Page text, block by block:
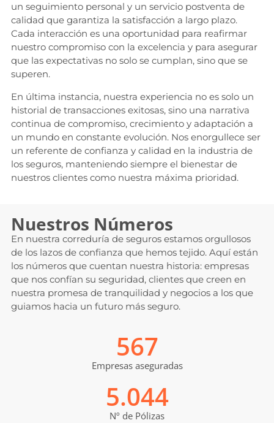
un seguimiento personal y un servicio postventa de
calidad que garantiza la satisfacción a largo plazo.
Cada interacción es una oportunidad para reafirmar
nuestro compromiso con la excelencia y para asegurar
que las expectativas no solo se cumplan, sino que se
superen.
En última instancia, nuestra experiencia no es solo un
historial de transacciones exitosas, sino una narrativa
continua de compromiso, crecimiento y adaptación a
un mundo en constante evolución. Nos enorgullece ser
un referente de confianza y calidad en la industria de
los seguros, manteniendo siempre el bienestar de
nuestros clientes como nuestra máxima prioridad.
Nuestros Números
En nuestra correduría de seguros estamos orgullosos
de los lazos de confianza que hemos tejido. Aquí están
los números que cuentan nuestra historia: empresas
que nos confían su seguridad, clientes que creen en
nuestra promesa de tranquilidad y negocios a los que
guiamos hacia un futuro más seguro.
Empresas aseguradas
567
Nº de Pólizas
5.044